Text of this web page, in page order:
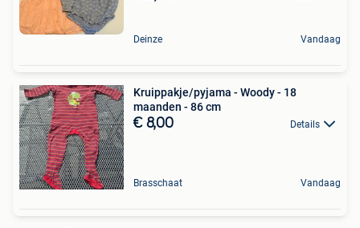
Deinze Vandaag
Kruippakje/pyjama - Woody - 18
maanden - 86 cm
€ 8,00 Details
Brasschaat Vandaag